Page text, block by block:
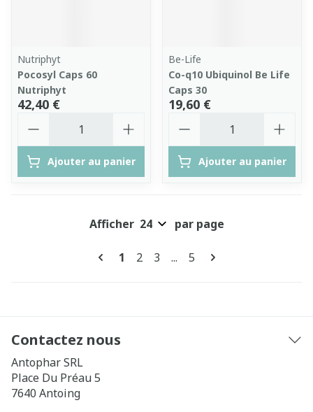
Nutriphyt
Pocosyl Caps 60
Nutriphyt
42,40 €
Ajouter au panier
Be-Life
Co-q10 Ubiquinol Be Life
Caps 30
19,60 €
Ajouter au panier
Pages
Vous lisez actuellement la page
1 Page
2 Page
3 ... Page
5
Afficher par page
Contactez nous
Antophar SRL
Place Du Préau 5
7640 Antoing